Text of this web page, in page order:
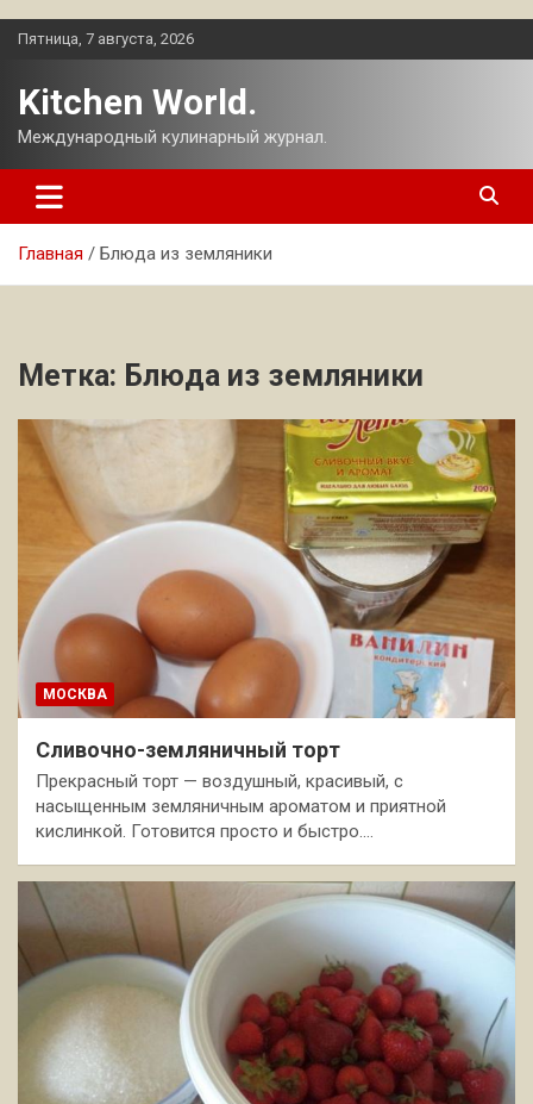
Перейти
Пятница, 7 августа, 2026
Kitchen World.
Международный кулинарный журнал.
Главная Блюда из земляники
Метка: Блюда из земляники
МОСКВА
Сливочно-земляничный торт
Прекрасный торт — воздушный, красивый, с
насыщенным земляничным ароматом и приятной
кислинкой. Готовится просто и быстро.…